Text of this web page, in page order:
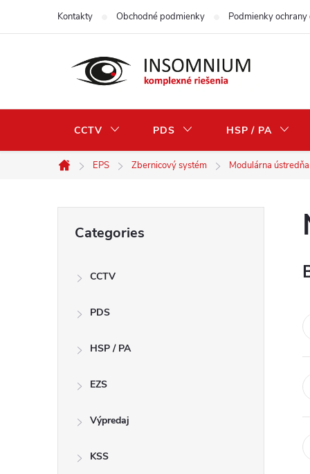
Kontakty Obchodné podmienky Podmienky ochrany
CCTV PDS HSP / PA
Home
EPS Zbernicový systém Modulárna
categories
Categories
CCTV
PDS
HSP / PA
EZS
Výpredaj
KSS